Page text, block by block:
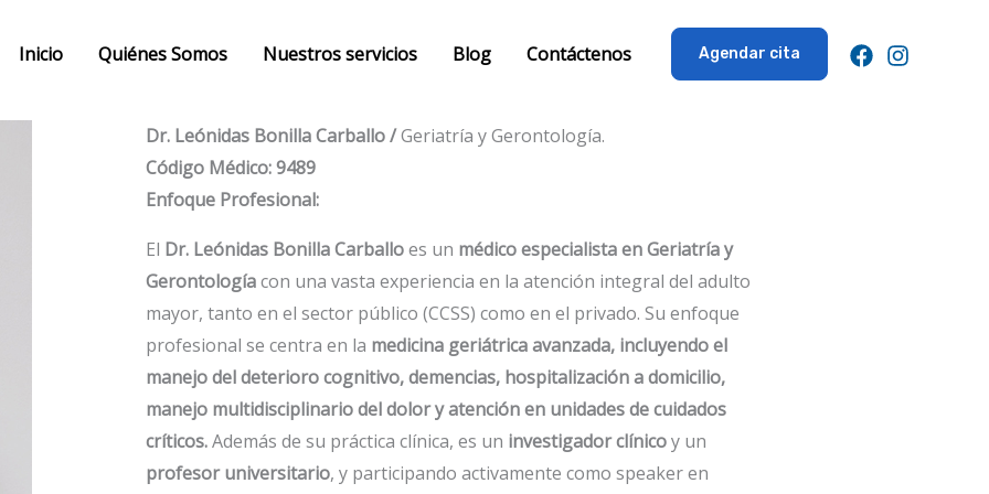
Inicio Quiénes Somos Nuestros servicios Blog Contáctenos Agendar cita
Dr. Leónidas Bonilla Carballo /Geriatría y Gerontología.
Código Médico:9489
Enfoque Profesional:
El Dr. Leónidas Bonilla Carballoes un médico especialista en Geriatría y
Gerontologíacon una vasta experiencia en la atención integral del adulto
mayor, tanto en el sector público (CCSS) como en el privado. Su enfoque
profesional se centra en la medicina geriátrica avanzada, incluyendo el
manejo del deterioro cognitivo, demencias, hospitalización a domicilio,
manejo multidisciplinario del dolor y atención en unidades de cuidados
críticos.Además de su práctica clínica, es un investigador clínicoy un
profesor universitario, y participando activamente como speaker en